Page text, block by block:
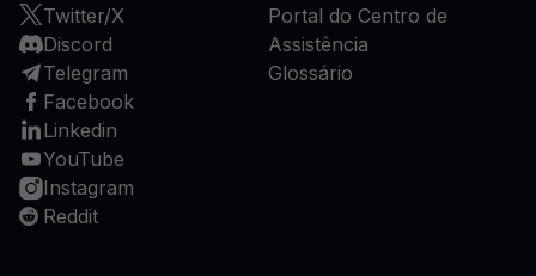
Twitter/X
Discord
Telegram
Facebook
Linkedin
YouTube
Instagram
Reddit
Portal do Centro de
Assistência
Glossário